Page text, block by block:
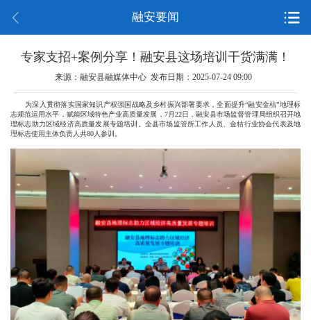
融安要闻
专家支招+案例分享！融安县这场培训干货满满！
来源：融安县融媒体中心 发布日期：2025-07-24 09:00
为深入贯彻落实国家知识产权强国战略及乡村振兴部署要求，全面提升“融安金桔”地理标
志规范运用水平，赋能区域特色产业高质量发展，7月22日，融安县市场监督管理局组织召开地
理标志助力区域经济高质量发展专题培训。全县市场监管所工作人员、金桔行业协会代表及地
理标志使用主体负责人共80人参训。